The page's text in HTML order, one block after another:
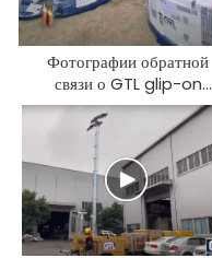
Фотографии обратной
связи о GTL glip-on
Reefer Generator от
клиентов по всему миру